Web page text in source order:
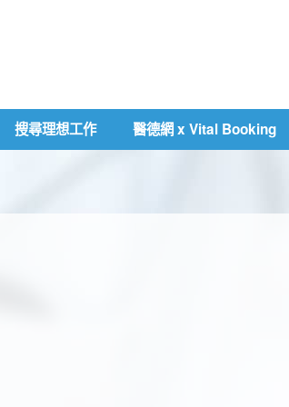
搜尋理想工作 醫德網 x Vital Booking